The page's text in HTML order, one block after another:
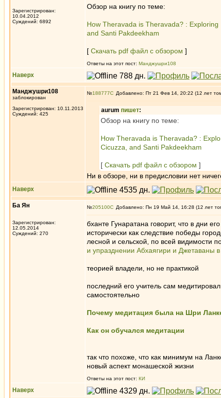
Зарегистрирован:
10.04.2012
Суждений: 6892
Обзор на книгу по теме:
How Theravada is Theravada? :
and Santi Pakdeekham
[ Скачать pdf файл с обзором ]
Ответы на этот пост: Манджушри108
Наверх
Манджушри108
заблокирован
Зарегистрирован: 10.11.2013
Суждений: 425
№188777 Добавлено: Пт 21 Фев 14, 20:22 (12 лет
aurum пишет:
Обзор на книгу по теме:
How Theravada is Theravada? :
Cicuzza, and Santi Pakdeekham
[ Скачать pdf файл с обзором ]
Ни в обзоре, ни в предисловии нет
Наверх
Ба Ян
Зарегистрирован:
12.05.2014
Суждений: 270
№205100 Добавлено: Пн 19 Май 14, 16:28 (12 лет
бханте Гунаратана говорит, что в дни
исторически как следствие победы
лесной и сельской, по всей видимости
и упразднении Абхаягири и Джетаваны
теорией владели, но не практикой
последний его учитель сам
самостоятельно
Почему медитация была на Шри
Как он обучался медитации
так что похоже, что как минимум на
новый аспект монашеской жизни
Ответы на этот пост: КИ
Наверх